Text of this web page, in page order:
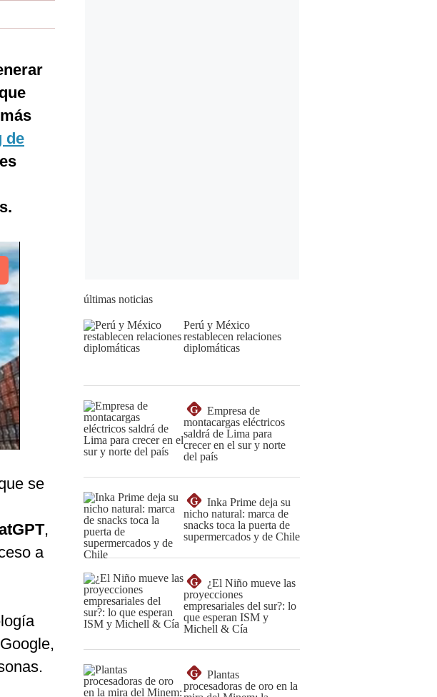
de
se
,
a
últimas noticias
Perú y México
restablecen relaciones
diplomáticas
G
Empresa de
montacargas eléctricos
saldrá de Lima para
crecer en el sur y norte
del país
G
Inka Prime deja su
nicho natural: marca de
snacks toca la puerta de
supermercados y de Chile
G
¿El Niño mueve las
proyecciones
empresariales del sur?: lo
que esperan ISM y
Michell & Cía
G
Plantas
procesadoras de oro en la